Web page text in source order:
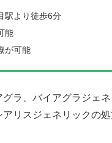
駅より徒歩6分
能
が可能
ラ、バイアグラジェ
リスジェネリックの